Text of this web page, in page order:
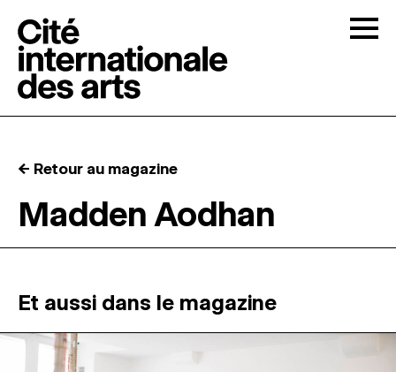
RÉSIDENCES ↓
ATELIERS OUVERTS
PROGRAMMATION
← Retour au magazine
Madden Aodhan
Et aussi dans le magazine